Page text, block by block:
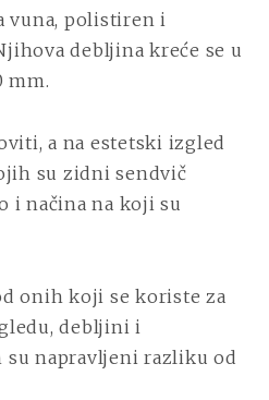
vuna, polistiren i
debljina kreće se u
mm.
a na estetski izgled
su zidni sendvič
i načina na koji su
onih koji se koriste za
debljini i
napravljeni razliku od